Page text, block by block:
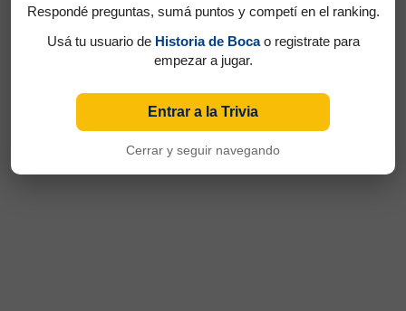
Respondé preguntas, sumá puntos y competí en el ranking.
Usá tu usuario de Historia de Bocao registrate para
empezar a jugar.
Entrar a la Trivia
Cerrar y seguir navegando